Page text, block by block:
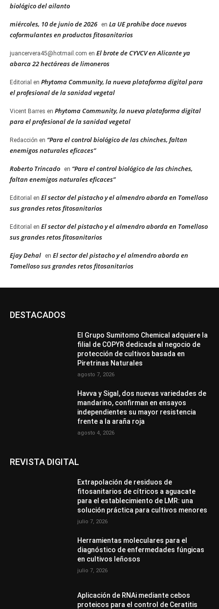
biológico del ailanto
miércoles, 10 de junio de 2026 en La UE prohíbe doce nuevos
coformulantes en productos fitosanitarios
juancervera45@hotmail.com en El brote de CYVCV en Alicante ya
abarca 22 hectáreas de limoneros
Editorial en Phytoma Community, la nueva plataforma digital para
el profesional de la sanidad vegetal
Vicent Barres en Phytoma Community, la nueva plataforma digital
para el profesional de la sanidad vegetal
Redacción en “Para el control biológico de las chinches, faltan
enemigos naturales eficaces”
Roberto Trincado en “Para el control biológico de las chinches,
faltan enemigos naturales eficaces”
Editorial en El sector del pistacho y el almendro aborda en Tomelloso
sus grandes retos fitosanitarios
Editorial en El sector del pistacho y el almendro aborda en Tomelloso
sus grandes retos fitosanitarios
Ejay Dehal en El sector del pistacho y el almendro aborda en
Tomelloso sus grandes retos fitosanitarios
DESTACADOS
El Grupo Sumitomo Chemical adquiere la
filial de COPYR dedicada al negocio de
protección de cultivos basada en
Piretrinas Naturales
agosto 7, 2026
Havva y Sigal, dos nuevas variedades de
mandarino, confirman en ensayos
independientes su mayor resistencia
frente a la araña roja
agosto 4, 2026
REVISTA DIGITAL
Extrapolación de residuos de
fitosanitarios de cítricos a aguacate
para el establecimiento de LMR: una
solución práctica para cultivos menores
julio 7, 2026
Herramientas moleculares para el
diagnóstico de enfermedades fúngicas
en cultivos leñosos
julio 7, 2026
Aplicación de RNAi mediante cebos
proteicos para el control de Ceratitis